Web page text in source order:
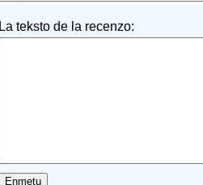
La teksto de la recenzo: